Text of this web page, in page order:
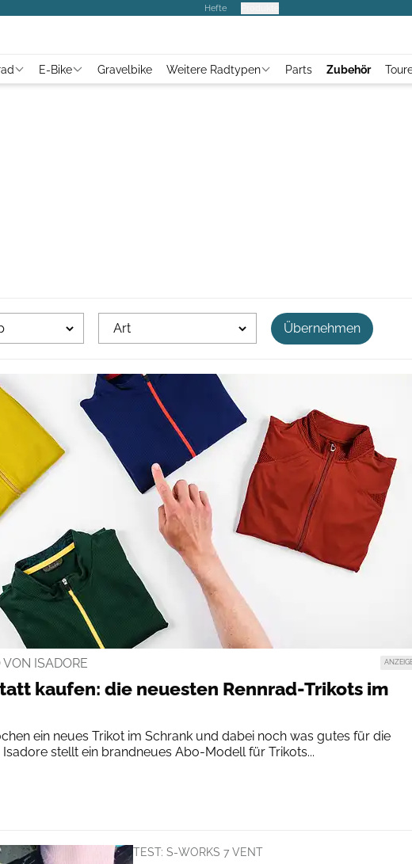
Hefte
E-Bike Gravelbike Weitere Radtypen Parts Zubehör
Art Übernehmen
ISADORE
kaufen: die neuesten Rennrad-Trikots im
ein neues Trikot im Schrank und dabei noch was gutes für die
stellt ein brandneues Abo-Modell für Trikots...
TEST: S-WORKS 7 VENT